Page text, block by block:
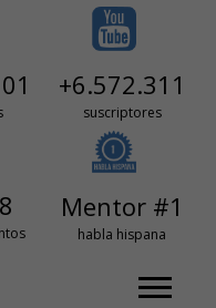
+6.572.311
suscriptores
Mentor #1
habla hispana